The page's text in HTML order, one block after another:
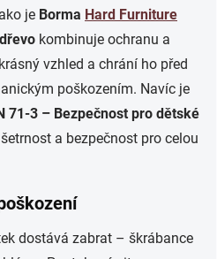
je Borma Hard Furniture
kombinuje ochranu a
vzhled a chrání ho před
poškozením. Navíc je
71-3 – Bezpečnost pro dětské
a bezpečnost pro celou
dostává zabrat – škrábance